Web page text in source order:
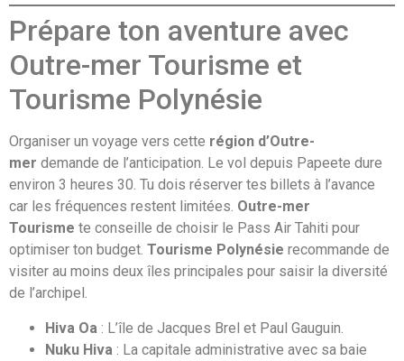
Prépare ton aventure avec
Outre-mer Tourisme et
Tourisme Polynésie
Organiser un voyage vers cette région d’Outre-
mer demande de l’anticipation. Le vol depuis Papeete dure
environ 3 heures 30. Tu dois réserver tes billets à l’avance
car les fréquences restent limitées. Outre-mer
Tourisme te conseille de choisir le Pass Air Tahiti pour
optimiser ton budget. Tourisme Polynésie recommande de
visiter au moins deux îles principales pour saisir la diversité
de l’archipel.
Hiva Oa : L’île de Jacques Brel et Paul Gauguin.
Nuku Hiva : La capitale administrative avec sa baie